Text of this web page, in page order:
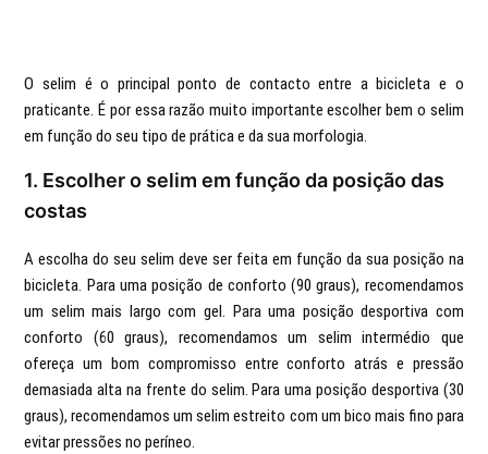
O selim é o principal ponto de contacto entre a bicicleta e o
praticante. É por essa razão muito importante escolher bem o selim
em função do seu tipo de prática e da sua morfologia.
1. Escolher o selim em função da posição das
costas
A escolha do seu selim deve ser feita em função da sua posição na
bicicleta. Para uma posição de conforto (90 graus), recomendamos
um selim mais largo com gel. Para uma posição desportiva com
conforto (60 graus), recomendamos um selim intermédio que
ofereça um bom compromisso entre conforto atrás e pressão
demasiada alta na frente do selim. Para uma posição desportiva (30
graus), recomendamos um selim estreito com um bico mais fino para
evitar pressões no períneo.